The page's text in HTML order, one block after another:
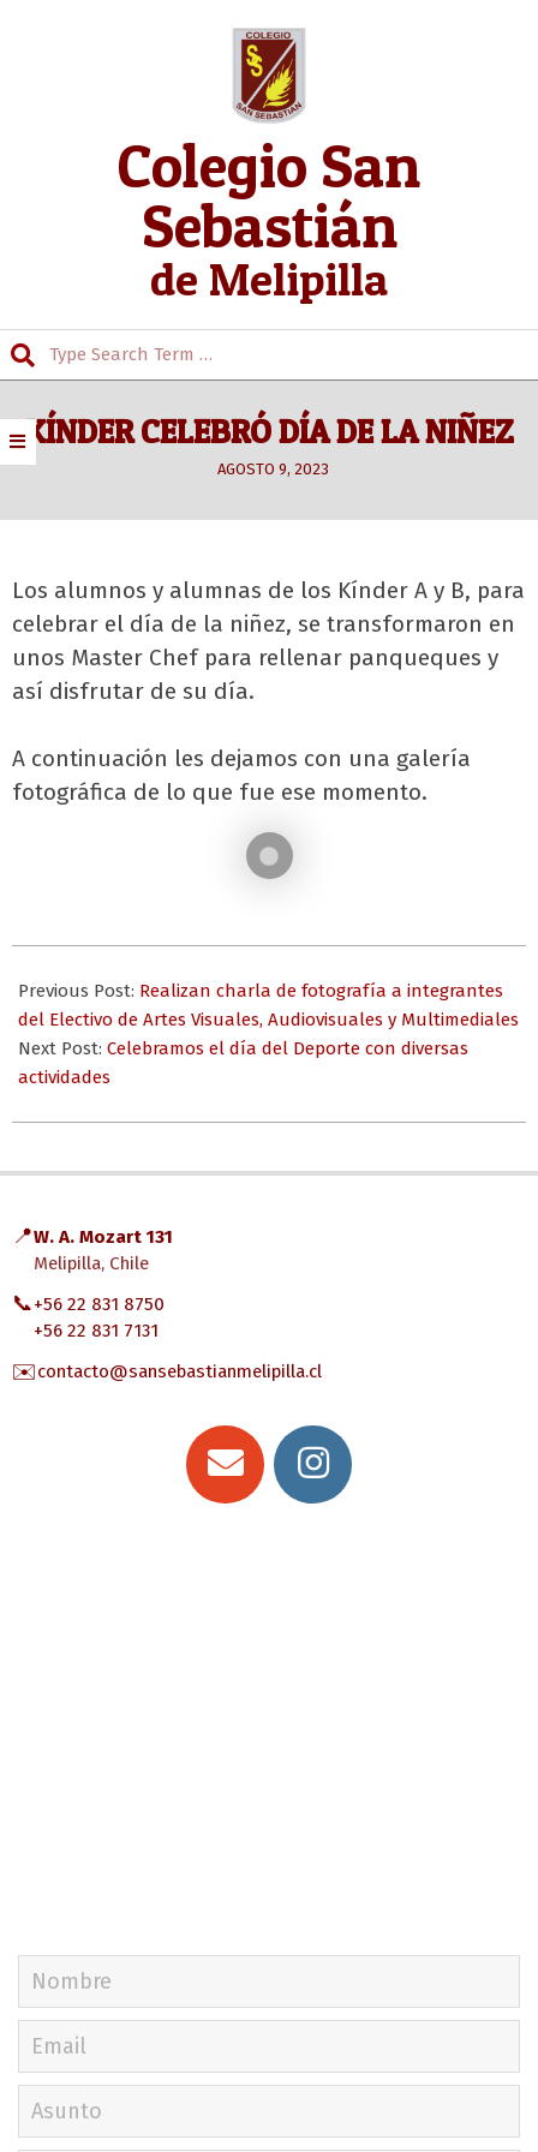
Colegio San
Sebastián
de Melipilla
Navigation
KÍNDER CELEBRÓ DÍA DE LA NIÑEZ
AGOSTO 9, 2023
Los alumnos y alumnas de los Kínder A y B, para
celebrar el día de la niñez, se transformaron en
unos Master Chef para rellenar panqueques y
así disfrutar de su día.
A continuación les dejamos con una galería
fotográfica de lo que fue ese momento.
08-
09
Previous Post: Realizan charla de fotografía a integrantes
del Electivo de Artes Visuales, Audiovisuales y Multimediales
Next Post: Celebramos el día del Deporte con diversas
actividades
📍W. A. Mozart 131
Melipilla, Chile
📞+56 22 831 8750
+56 22 831 7131
✉️contacto@sansebastianmelipilla.cl